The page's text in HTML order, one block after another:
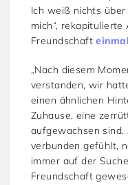
Ich weiß nichts
mich“,
Freundschaft
„Nach diesem
verstanden, wir
einen ähnlichen
Zuhause, eine
aufgewachsen
verbunden gefühlt,
immer auf der
Freundschaft